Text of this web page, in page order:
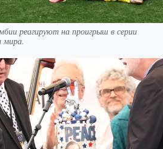
реагируют на проигрыш в серии
мира.